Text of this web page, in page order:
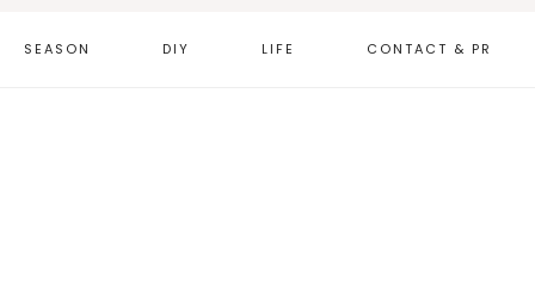
SEASON DIY LIFE CONTACT & PR